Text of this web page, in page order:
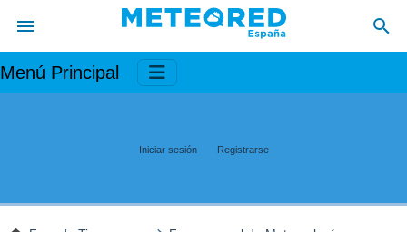
Menú Principal
Iniciar sesión Registrarse